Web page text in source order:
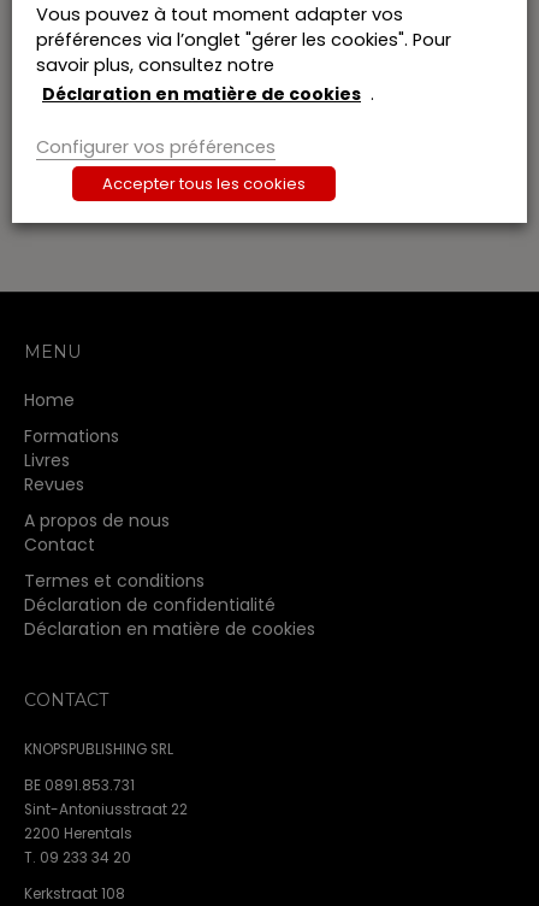
Formations
précédents Aujourd’hui Formations
suivants
S’abonner au calendrier
MENU
Home
Formations
Livres
Revues
A propos de nous
Contact
Termes et conditions
Déclaration de confidentialité
Déclaration en matière de cookies
CONTACT
KNOPSPUBLISHING SRL
BE 0891.853.731
Sint-Antoniusstraat 22
2200 Herentals
T. 09 233 34 20
Kerkstraat 108
Vous pouvez à tout moment adapter vos
préférences via l’onglet "gérer les cookies". Pour
savoir plus, consultez notre
Déclaration en matière de cookies .
Configurer vos préférences
Accepter tous les cookies